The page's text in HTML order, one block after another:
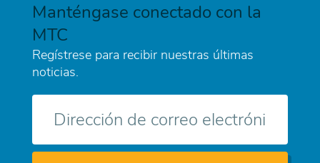
Manténgase conectado con la
MTC
Regístrese para recibir nuestras últimas
noticias.
electrónico